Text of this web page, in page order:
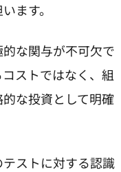
ます。
な関与が不可欠で
ストではなく、組
な投資として明確
ストに対する認識